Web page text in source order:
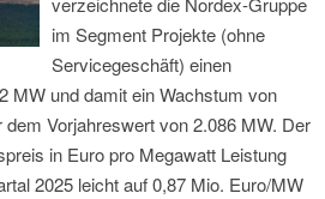
im Segment Projekte (ohne
Servicegeschäft) einen
MW und damit ein Wachstum von
Vorjahreswert von 2.086 MW. Der
in Euro pro Megawatt Leistung
2025 leicht auf 0,87 Mio. Euro/MW